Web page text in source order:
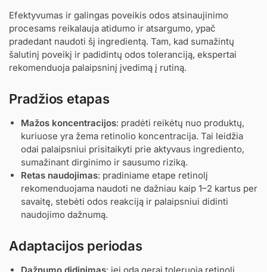
Efektyvumas ir galingas poveikis odos atsinaujinimo
procesams reikalauja atidumo ir atsargumo, ypač
pradedant naudoti šį ingredientą. Tam, kad sumažintų
šalutinį poveikį ir padidintų odos toleranciją, ekspertai
rekomenduoja palaipsninį įvedimą į rutiną.
Pradžios etapas
Mažos koncentracijos: pradėti reikėtų nuo produktų,
kuriuose yra žema retinolio koncentracija. Tai leidžia
odai palaipsniui prisitaikyti prie aktyvaus ingrediento,
sumažinant dirginimo ir sausumo riziką.
Retas naudojimas: pradiniame etape retinolį
rekomenduojama naudoti ne dažniau kaip 1–2 kartus per
savaitę, stebėti odos reakciją ir palaipsniui didinti
naudojimo dažnumą.
Adaptacijos periodas